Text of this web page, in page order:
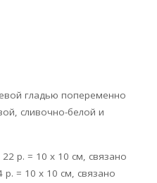
гладью попеременно
сливочно-белой и
22 р. = 10 х 10 см, связано
= 10 х 10 см, связано